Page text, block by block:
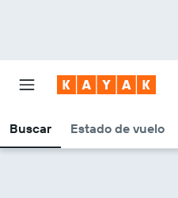
Buscar Estado de vuelo